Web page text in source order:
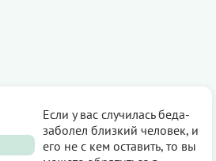
Если у вас случилась беда-
заболел близкий человек, и
его не с кем оставить, то вы